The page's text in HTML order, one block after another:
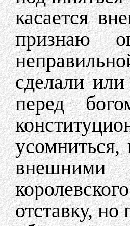
касается
признаю
сделали
перед
внешними
отставку,